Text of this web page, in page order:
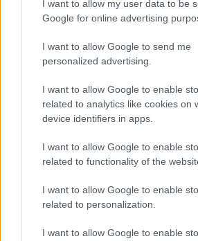
I want to allow my user data to be
Google for online advertising
I want to allow Google to send me
personalized advertising.
I want to allow Google to enable
related to analytics like cookies on
device identifiers in apps.
I want to allow Google to enable
related to functionality of the
I want to allow Google to enable
related to personalization.
I want to allow Google to enable
cet három hét alatt készült el,
segítségével a Duna parton
közraktárak előtt.